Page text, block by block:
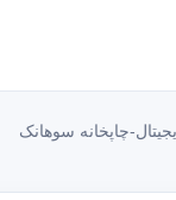
چاپخانه سوهانک